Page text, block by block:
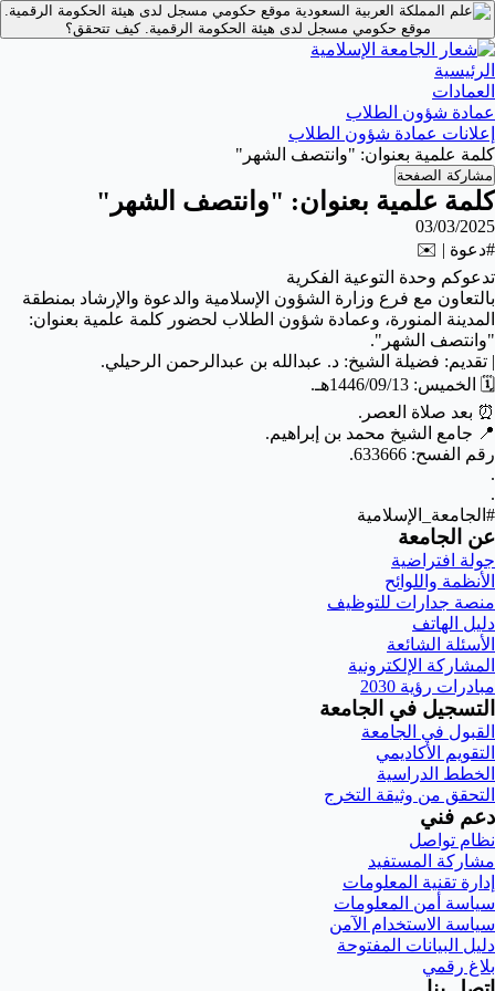
موقع حكومي مسجل لدى هيئة الحكومة الرقمية.
موقع حكومي مسجل لدى هيئة الحكومة الرقمية.كيف تتحقق؟
الرئيسية
العمادات
عمادة شؤون الطلاب
إعلانات عمادة شؤون الطلاب
كلمة علمية بعنوان: "وانتصف الشهر"
مشاركة الصفحة
كلمة علمية بعنوان: "وانتصف الشهر"
03/03/2025
#دعوة | ✉️
تدعوكم وحدة التوعية الفكرية
بالتعاون مع فرع وزارة الشؤون الإسلامية والدعوة والإرشاد بمنطقة
المدينة المنورة، وعمادة شؤون الطلاب لحضور كلمة علمية بعنوان:
"وانتصف الشهر".
| تقديم: فضيلة الشيخ: د. عبدالله بن عبدالرحمن الرحيلي.
🗓️ الخميس: 1446/09/13هـ.
⏰ بعد صلاة العصر.
📍 جامع الشيخ محمد بن إبراهيم.
رقم الفسح: 633666.
.
.
#الجامعة_الإسلامية
عن الجامعة
جولة افتراضية
الأنظمة واللوائح
منصة جدارات للتوظيف
دليل الهاتف
الأسئلة الشائعة
المشاركة الإلكترونية
مبادرات رؤية 2030
التسجيل في الجامعة
القبول في الجامعة
التقويم الأكاديمي
الخطط الدراسية
التحقق من وثيقة التخرج
دعم فني
نظام تواصل
مشاركة المستفيد
إدارة تقنية المعلومات
سياسة أمن المعلومات
سياسة الاستخدام الآمن
دليل البيانات المفتوحة
بلاغ رقمي